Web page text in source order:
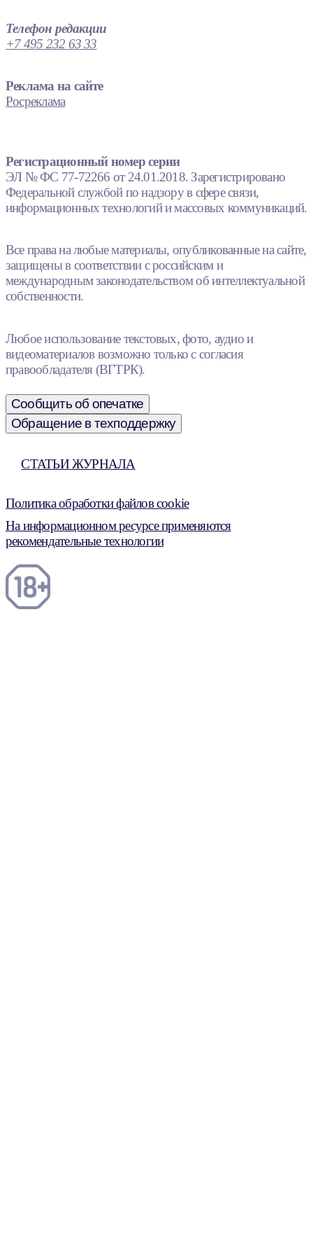
Телефон редакции
+7 495 232 63 33
Реклама на сайте
Росреклама
Регистрационный номер серии
ЭЛ № ФС 77-72266 от 24.01.2018. Зарегистрировано
Федеральной службой по надзору в сфере связи,
информационных технологий и массовых коммуникаций.
Все права на любые материалы, опубликованные на сайте,
защищены в соответствии с российским и
международным законодательством об интеллектуальной
собственности.
Любое использование текстовых, фото, аудио и
видеоматериалов возможно только с согласия
правообладателя (ВГТРК).
Сообщить об опечатке
Обращение в техподдержку
СТАТЬИ ЖУРНАЛА
Политика обработки файлов cookie
На информационном ресурсе применяются
рекомендательные технологии